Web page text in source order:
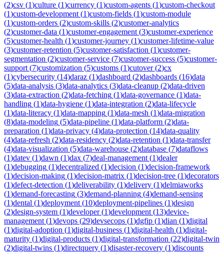
(2)csv (1)culture (1)currency (1)custom-agents (1)custom-checkout
(1)custom-development (1)custom-fields (1)custom-module
(1)custom-orders (2)custom-skills (2)customer-analytics
(2)customer-data (1)customer-engagement (3)customer-experience
(5)customer-health (1)customer-journey (1)customer-lifetime-value
(3)customer-retention (5)customer-satisfaction (1)customer-
segmentation (2)customer-service (7)customer-success (5)customer-
support (7)customization (5)customs (1)cutover(2)cx
(1)cybersecurity (14)daraz (1)dashboard (2)dashboards (16)data
(5)data-analysis (3)data-analytics (3)data-cleanup (2)data-driven
(3)data-extraction (2)data-fetching (1)data-governance (1)data-
handling (1)data-hygiene (1)data-integration (2)data-lifecycle
(1)data-literacy (1)data-mapping (1)data-mesh (1)data-migration
(8)data-modeling (5)data-pipeline (1)data-platform (2)data-
preparation (1)data-privacy (4)data-protection (14)data-quality
(4)data-refresh (2)data-residency (2)data-retention (1)data-transfer
(4)data-visualization (5)data-warehouse (2)database (7)dataflows
(1)datev (1)dawn (1)dax (7)deal-management (1)dealer
(1)debugging (1)decentralized (1)decision (1)decision-framework
(1)decision-making (1)decision-matrix (1)decision-tree (1)decorators
(1)defect-detection (1)deliverability (1)delivery (1)delmiaworks
(1)demand-forecasting (3)demand-planning (4)demand-sensing
(1)dental (1)deployment (10)deployment-pipelines (1)design
(2)design-system (1)developer(1)development (13)device-
management (1)devops (29)devsecops (1)dgfip (1)dian (1)digital
(1)digital-adoption (1)digital-business (1)digital-health (1)digital-
maturity (1)digital-products (1)digital-transformation (22)digital-twin
(2)digital-twins (1)directquery (1)disaster-recovery (1)discounts